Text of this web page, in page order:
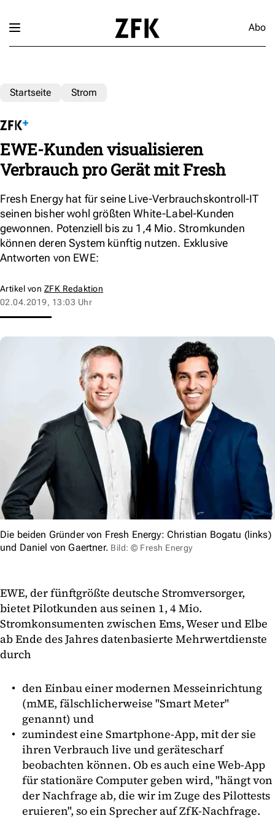
Abo
Startseite Strom
EWE-Kunden visualisieren
Verbrauch pro Gerät mit Fresh
Fresh Energy hat für seine Live-Verbrauchskontroll-IT
seinen bisher wohl größten White-Label-Kunden
gewonnen. Potenziell bis zu 1,4 Mio. Stromkunden
können deren System künftig nutzen. Exklusive
Antworten von EWE:
Artikel von ZFK Redaktion
02.04.2019, 13:03 Uhr
Die beiden Gründer von Fresh Energy: Christian Bogatu (links)
und Daniel von Gaertner. Bild: © Fresh Energy
EWE, der fünftgrößte deutsche Stromversorger,
bietet Pilotkunden aus seinen 1, 4 Mio.
Stromkonsumenten zwischen Ems, Weser und Elbe
ab Ende des Jahres datenbasierte Mehrwertdienste
durch
den Einbau einer modernen Messeinrichtung
(mME, fälschlicherweise "Smart Meter"
genannt) und
zumindest eine Smartphone-App, mit der sie
ihren Verbrauch live und gerätescharf
beobachten können. Ob es auch eine Web-App
für stationäre Computer geben wird, "hängt von
der Nachfrage ab, die wir im Zuge des Pilottests
eruieren", so ein Sprecher auf ZfK-Nachfrage.